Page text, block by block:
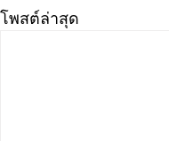
โพสต์ล่าสุด